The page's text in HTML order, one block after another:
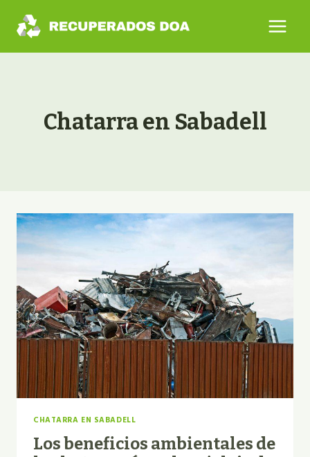
contenido
Chatarra en Sabadell
CHATARRA EN SABADELL
Los beneficios ambientales de